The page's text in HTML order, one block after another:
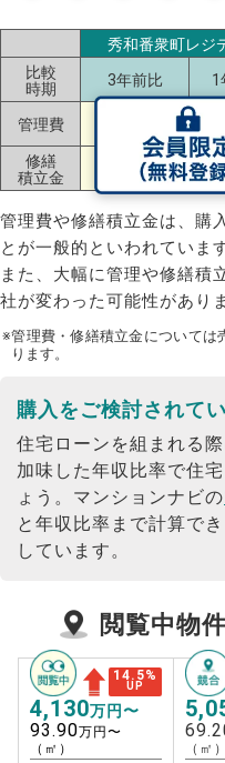
秀和番衆町レジ
比較
時期
3年前比 1
管理費
（+50%）
（
修繕
積立金
-42円
（-13%）
（
管理費や修繕積立金は、購
とが一般的といわれています
また、大幅に管理や修繕積
社が変わった可能性があり
※管理費・修繕積立金については
ります。
購入をご検討されて
住宅ローンを組まれる
加味した年収比率で住
ょう。 マンションナビの
と年収比率まで計算で
しています。
閲覧中物
14.5%
UP
4,130万円〜
93.90万円〜
（㎡）
（㎡）